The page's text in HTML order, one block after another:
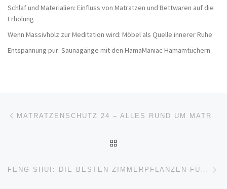
Schlaf und Materialien: Einfluss von Matratzen und Bettwaren auf die
Erholung
Wenn Massivholz zur Meditation wird: Möbel als Quelle innerer Ruhe
Entspannung pur: Saunagänge mit den HamaManiac Hamamtüchern
Beitragsnavigation
FENG SHUI: DIE BESTEN ZIMMERPFLANZEN FÜR EIN HARMONISCHES ZUHAUSE